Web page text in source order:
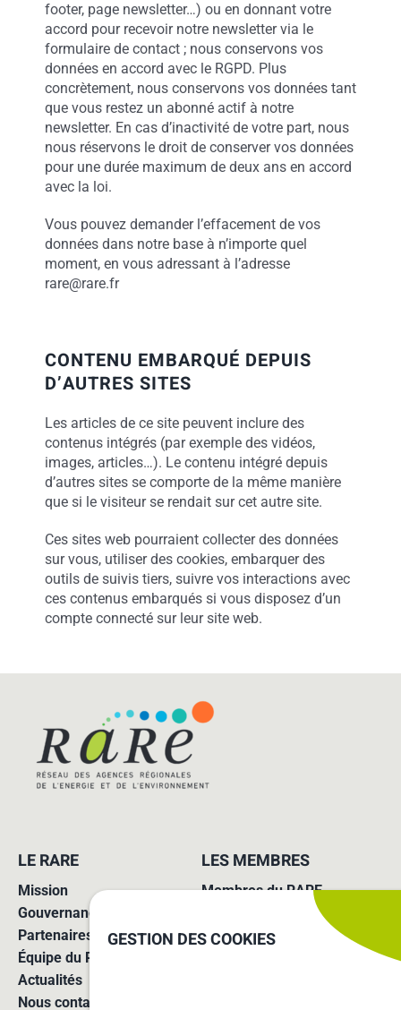
footer, page newsletter…) ou en donnant votre
accord pour recevoir notre newsletter via le
formulaire de contact ; nous conservons vos
données en accord avec le RGPD. Plus
concrètement, nous conservons vos données tant
que vous restez un abonné actif à notre
newsletter. En cas d’inactivité de votre part, nous
nous réservons le droit de conserver vos données
pour une durée maximum de deux ans en accord
avec la loi.
Vous pouvez demander l’effacement de vos
données dans notre base à n’importe quel
moment, en vous adressant à l’adresse
rare@rare.fr
CONTENU EMBARQUÉ DEPUIS
D’AUTRES SITES
Les articles de ce site peuvent inclure des
contenus intégrés (par exemple des vidéos,
images, articles…). Le contenu intégré depuis
d’autres sites se comporte de la même manière
que si le visiteur se rendait sur cet autre site.
Ces sites web pourraient collecter des données
sur vous, utiliser des cookies, embarquer des
outils de suivis tiers, suivre vos interactions avec
ces contenus embarqués si vous disposez d’un
compte connecté sur leur site web.
LE RARE
Mission
Gouvernance
Partenaires
Équipe du RARE
Actualités
Nous contacter
LES MEMBRES
Membres du RARE
Missions des agences
Adhérer au réseau
GESTION DES COOKIES